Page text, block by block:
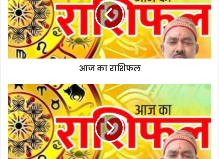
e
आज का राशिफल